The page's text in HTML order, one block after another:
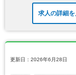
求人の詳細を
更新日：2026年6月28日